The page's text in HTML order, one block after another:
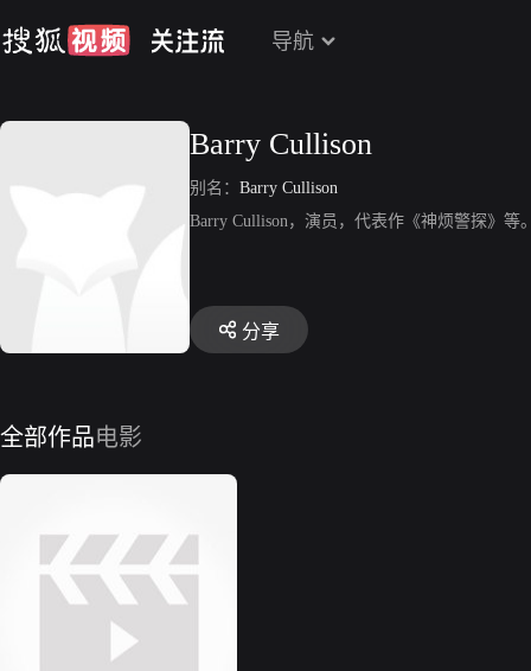
导航
Barry Cullison
别名： Barry Cullison
Barry Cullison，演员，代表作《神烦警探》等
分享
全部作品电影